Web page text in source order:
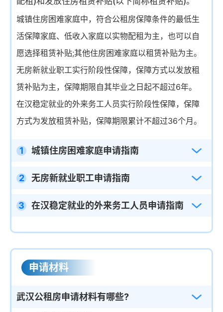
城镇住房困难家庭中，符合公租房保障条件的最低生
活保障家庭、低收入家庭以实物配租为主，也可以自
愿选择租赁补贴;其他住房困难家庭以租赁补贴为主。
无房新就业职工实行阶段性保障，保障方式以发放租
赁补贴为主，保障期限自其毕业之日起不超过6年。
在汉稳定就业的外来务工人员实行阶段性保障，保障
方式为发放租赁补贴，保障期限累计不超过36个月。
1 城镇住房困难家庭申请指南
2 无房新就业职工申请指南
3 在汉稳定就业的外来务工人员申请指南
申请材料
武汉公租房申请材料有哪些?